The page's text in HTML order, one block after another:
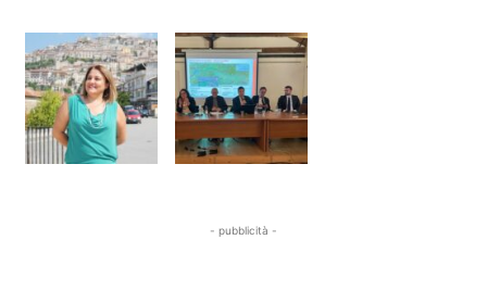
- pubblicità -